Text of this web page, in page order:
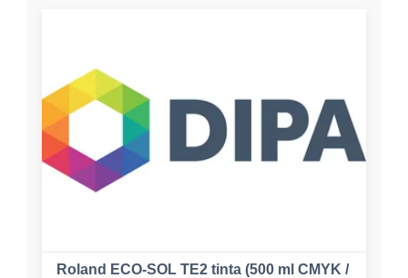
Roland ECO-SOL TE2 tinta (500 ml CMYK /